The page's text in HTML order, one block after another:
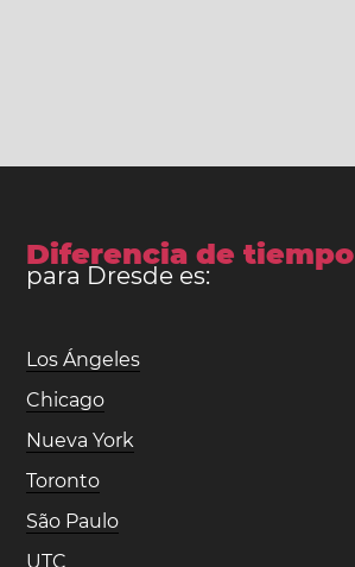
Diferencia de tiempo
para Dresde es:
Los Ángeles
Chicago
Nueva York
Toronto
São Paulo
UTC